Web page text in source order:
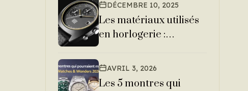
DÉCEMBRE 10, 2025
Les matériaux utilisés
en horlogerie :
forces et leurs
différences
AVRIL 3, 2026
Les 5 montres qui